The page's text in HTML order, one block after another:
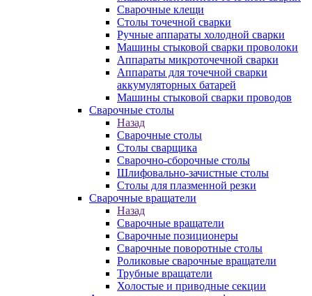
Сварочные клещи
Столы точечной сварки
Ручные аппараты холодной сварки
Машины стыковой сварки проволоки
Аппараты микроточечной сварки
Аппараты для точечной сварки
аккумуляторных батарей
Машины стыковой сварки проводов
Сварочные столы
Назад
Сварочные столы
Столы сварщика
Сварочно-сборочные столы
Шлифовально-зачистные столы
Столы для плазменной резки
Сварочные вращатели
Назад
Сварочные вращатели
Сварочные позиционеры
Сварочные поворотные столы
Роликовые сварочные вращатели
Трубные вращатели
Холостые и приводные секции